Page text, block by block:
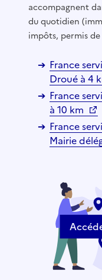
accompagnent
du quotidien
impôts, permis
France
Droué à 4
France
à 10 km
France
Mairie